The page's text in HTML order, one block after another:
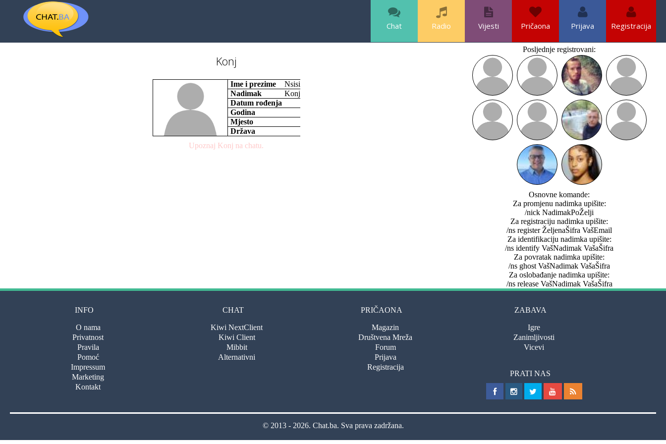
Chat Radio Vijesti Pričaona Prijava Registracija
Konj
Ime i prezime
Nsisi
Nadimak
Konj
Datum rođenja
Godina
Mjesto
Država
Upoznaj Konj na chatu.
Posljednje registrovani:
Osnovne komande:
Za promjenu nadimka upišite:
/nick NadimakPoŽelji
Za registraciju nadimka upišite:
/ns register ŽeljenaŠifra VašEmail
Za identifikaciju nadimka upišite:
/ns identify VašNadimak VašaŠifra
Za povratak nadimka upišite:
/ns ghost VašNadimak VašaŠifra
Za oslobađanje nadimka upišite:
/ns release VašNadimak VašaŠifra
INFO
O nama
Privatnost
Pravila
Pomoć
Impressum
Marketing
Kontakt
CHAT
Kiwi NextClient
Kiwi Client
Mibbit
Alternativni
PRIČAONA
Magazin
Društvena Mreža
Forum
Prijava
Registracija
ZABAVA
Igre
Zanimljivosti
Vicevi
PRATI NAS
© 2013 - 2026. Chat.ba. Sva prava zadržana.